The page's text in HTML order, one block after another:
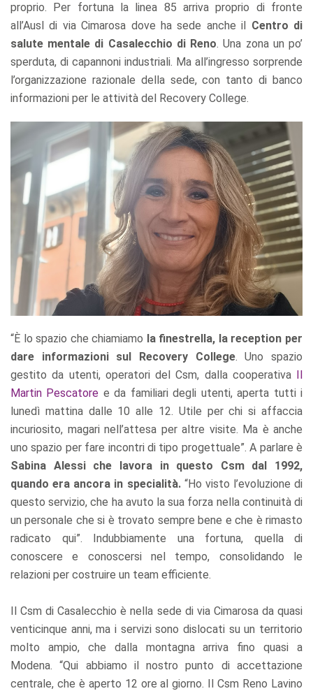
proprio. Per fortuna la linea 85 arriva proprio di fronte
all’Ausl di via Cimarosa dove ha sede anche il Centro di
salute mentale di Casalecchio di Reno. Una zona un po’
sperduta, di capannoni industriali. Ma all’ingresso sorprende
l’organizzazione razionale della sede, con tanto di banco
informazioni per le attività del Recovery College.
“È lo spazio che chiamiamo la finestrella, la reception per
dare informazioni sul Recovery College. Uno spazio
gestito da utenti, operatori del Csm, dalla cooperativa Il
Martin Pescatore e da familiari degli utenti, aperta tutti i
lunedì mattina dalle 10 alle 12. Utile per chi si affaccia
incuriosito, magari nell’attesa per altre visite. Ma è anche
uno spazio per fare incontri di tipo progettuale”. A parlare è
Sabina Alessi che lavora in questo Csm dal 1992,
quando era ancora in specialità.“Ho visto l’evoluzione di
questo servizio, che ha avuto la sua forza nella continuità di
un personale che si è trovato sempre bene e che è rimasto
radicato qui”. Indubbiamente una fortuna, quella di
conoscere e conoscersi nel tempo, consolidando le
relazioni per costruire un team efficiente.
Il Csm di Casalecchio è nella sede di via Cimarosa da quasi
venticinque anni, ma i servizi sono dislocati su un territorio
molto ampio, che dalla montagna arriva fino quasi a
Modena. “Qui abbiamo il nostro punto di accettazione
centrale, che è aperto 12 ore al giorno. Il Csm Reno Lavino